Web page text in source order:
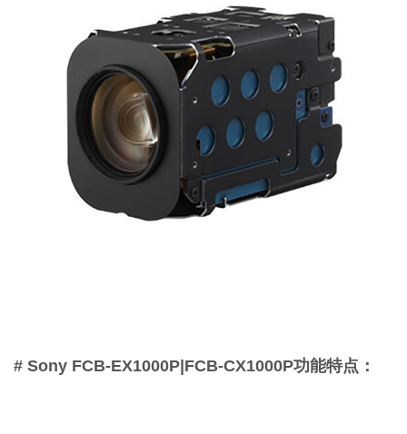
# Sony FCB-EX1000P|FCB-CX1000P功能特点：